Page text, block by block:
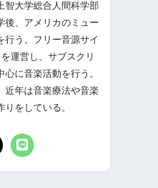
智大学総合人間科学部
後、アメリカのミュー
行う。フリー音源サイ
運営し、サブスクリ
に音楽活動を行う。
近年は音楽療法や音楽
をしている。